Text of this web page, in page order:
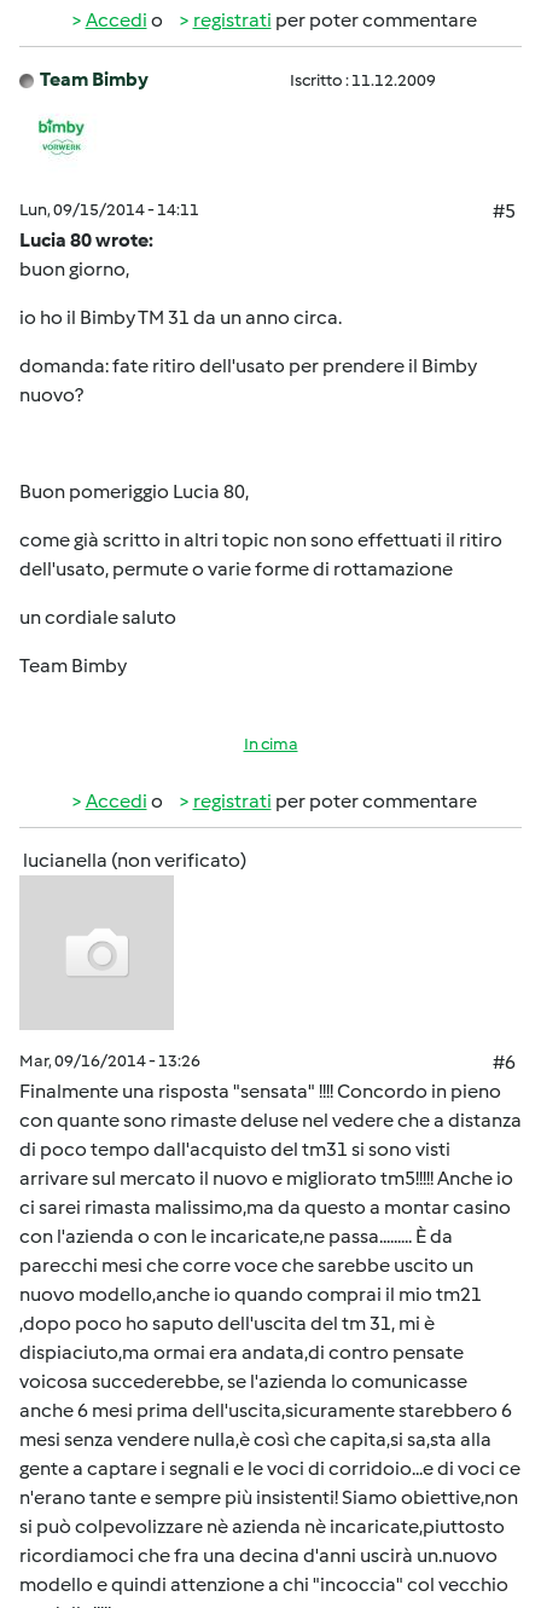
Accedi o registrati per poter commentare
Team Bimby Iscritto : 11.12.2009
Lun, 09/15/2014 - 14:11
#5
Lucia 80 wrote:
buon giorno,
io ho il Bimby TM 31 da un anno circa.
domanda: fate ritiro dell'usato per prendere il Bimby
nuovo?
Buon pomeriggio Lucia 80,
come già scritto in altri topic non sono effettuati il ritiro
dell'usato, permute o varie forme di rottamazione
un cordiale saluto
Team Bimby
In cima
Accedi o registrati per poter commentare
lucianella (non verificato)
Mar, 09/16/2014 - 13:26
#6
Finalmente una risposta "sensata" !!!! Concordo in pieno
con quante sono rimaste deluse nel vedere che a distanza
di poco tempo dall'acquisto del tm31 si sono visti
arrivare sul mercato il nuovo e migliorato tm5!!!!! Anche io
ci sarei rimasta malissimo,ma da questo a montar casino
con l'azienda o con le incaricate,ne passa......... È da
parecchi mesi che corre voce che sarebbe uscito un
nuovo modello,anche io quando comprai il mio tm21
,dopo poco ho saputo dell'uscita del tm 31, mi è
dispiaciuto,ma ormai era andata,di contro pensate
voicosa succederebbe, se l'azienda lo comunicasse
anche 6 mesi prima dell'uscita,sicuramente starebbero 6
mesi senza vendere nulla,è così che capita,si sa,sta alla
gente a captare i segnali e le voci di corridoio...e di voci ce
n'erano tante e sempre più insistenti! Siamo obiettive,non
si può colpevolizzare nè azienda nè incaricate,piuttosto
ricordiamoci che fra una decina d'anni uscirà un.nuovo
modello e quindi attenzione a chi "incoccia" col vecchio